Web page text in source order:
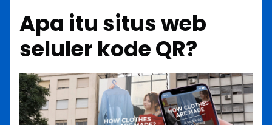
Apa itu situs web
seluler kode QR?